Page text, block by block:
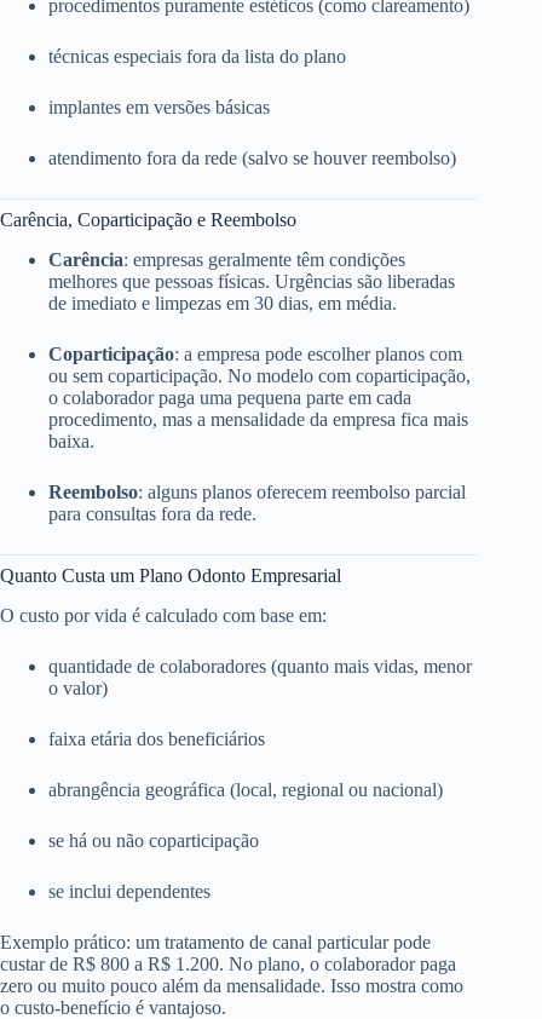
procedimentos puramente estéticos (como clareamento)
técnicas especiais fora da lista do plano
implantes em versões básicas
atendimento fora da rede (salvo se houver reembolso)
Carência, Coparticipação e Reembolso
Carência: empresas geralmente têm condições
melhores que pessoas físicas. Urgências são liberadas
de imediato e limpezas em 30 dias, em média.
Coparticipação: a empresa pode escolher planos com
ou sem coparticipação. No modelo com coparticipação,
o colaborador paga uma pequena parte em cada
procedimento, mas a mensalidade da empresa fica mais
baixa.
Reembolso: alguns planos oferecem reembolso parcial
para consultas fora da rede.
Quanto Custa um Plano Odonto Empresarial
O custo por vida é calculado com base em:
quantidade de colaboradores (quanto mais vidas, menor
o valor)
faixa etária dos beneficiários
abrangência geográfica (local, regional ou nacional)
se há ou não coparticipação
se inclui dependentes
Exemplo prático: um tratamento de canal particular pode
custar de R$ 800 a R$ 1.200. No plano, o colaborador paga
zero ou muito pouco além da mensalidade. Isso mostra como
o custo-benefício é vantajoso.